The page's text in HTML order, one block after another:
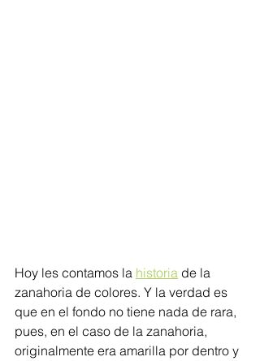
Hoy les contamos la historia de la
zanahoria de colores. Y la verdad es
que en el fondo no tiene nada de rara,
pues, en el caso de la zanahoria,
originalmente era amarilla por dentro y